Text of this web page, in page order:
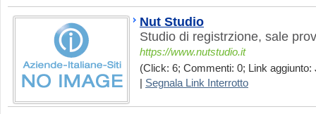
Nut Studio
Studio di registrzione, sale
https://www.nutstudio.it
(Click: 6; Commenti: 0; Link aggiunto:
Segnala Link Interrotto